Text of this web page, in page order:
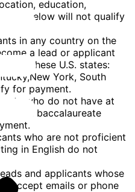
education,
below will not qualify
in any country on the
a lead or applicant
in these U.S. states:
York, South
for payment.
who do not have at
U.S. baccalaureate
who are not proficient
in English do not
and applicants whose
accept emails or phone